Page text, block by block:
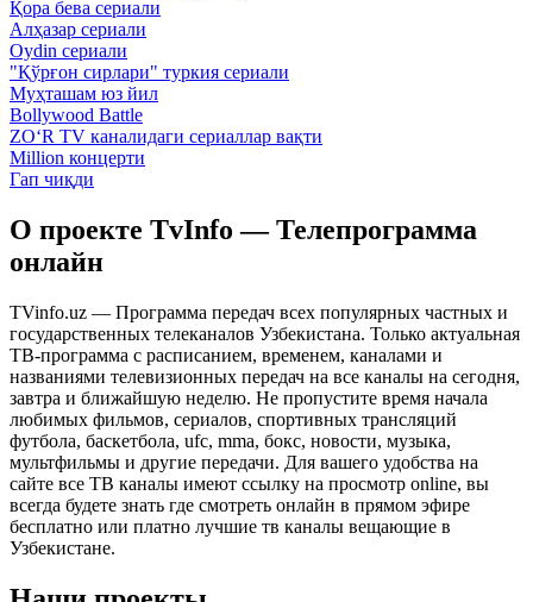
Қора бева сериали
Алҳазар сериали
Oydin сериали
"Қўрғон сирлари" туркия сериали
Муҳташам юз йил
Bollywood Battle
ZO‘R TV каналидаги сериаллар вақти
Million концерти
Гап чиқди
О проекте TvInfo — Телепрограмма
онлайн
TVinfo.uz — Программа передач всех популярных частных и
государственных телеканалов Узбекистана. Только актуальная
ТВ-программа с расписанием, временем, каналами и
названиями телевизионных передач на все каналы на сегодня,
завтра и ближайшую неделю. Не пропустите время начала
любимых фильмов, сериалов, спортивных трансляций
футбола, баскетбола, ufc, mma, бокс, новости, музыка,
мультфильмы и другие передачи. Для вашего удобства на
сайте все ТВ каналы имеют ссылку на просмотр online, вы
всегда будете знать где смотреть онлайн в прямом эфире
бесплатно или платно лучшие тв каналы вещающие в
Узбекистане.